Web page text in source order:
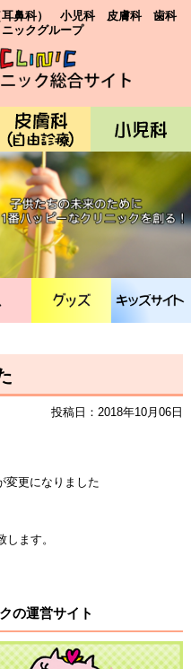
（耳鼻科） 小児科 皮膚科 歯科
ックグループ
投稿日：2018年10月06日
変更になりました
ます。
の運営サイト